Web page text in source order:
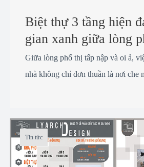
Biệt thự 3 tầng hiện
gian xanh giữa lòng
Giữa lòng phố thị tấp nập và oi ả,
nhà không chỉ đơn thuần là nơi che
Tin tức